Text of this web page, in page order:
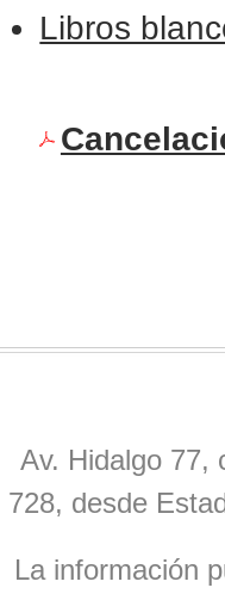
Libros
Av. Hidalgo 77,
728, desde
La información